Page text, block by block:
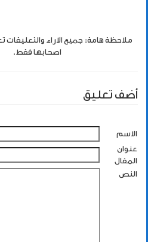
ملاحظة هامة: جميع الاراء والتعليقات
اصحابها فقط.
أضف تعليق
الاسم
عنوان
المقال
النص